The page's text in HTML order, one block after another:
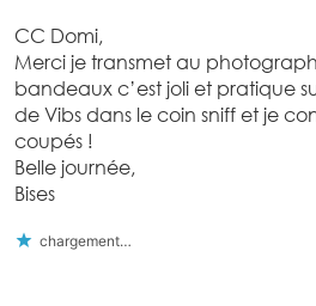
CC Domi,
Merci je transmet au
bandeaux c’est joli et pratique
de Vibs dans le coin sniff et je
coupés !
Belle journée,
Bises
chargement…